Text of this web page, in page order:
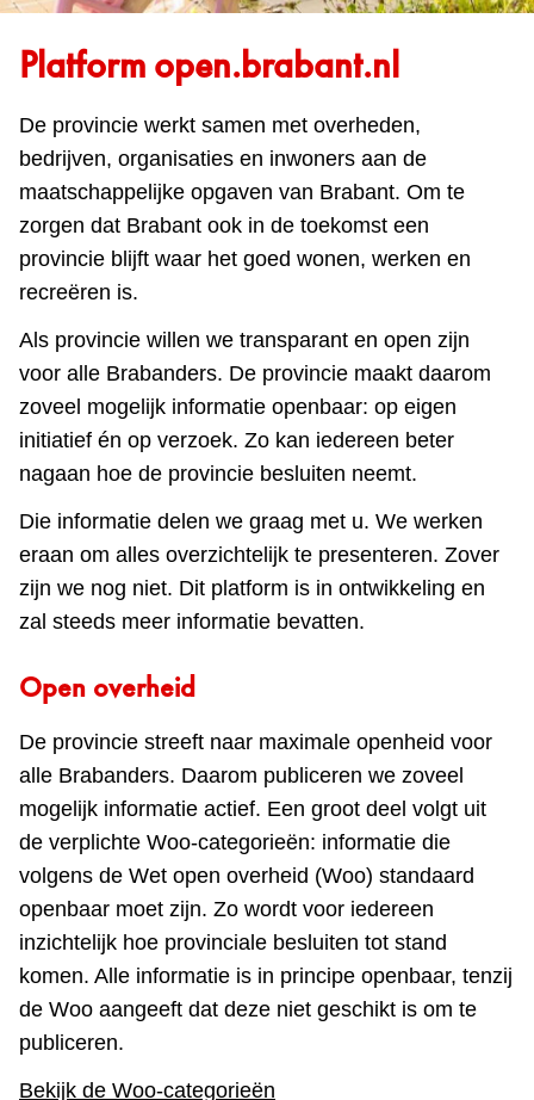
Platform open.brabant.nl
De provincie werkt samen met overheden,
bedrijven, organisaties en inwoners aan de
maatschappelijke opgaven van Brabant. Om te
zorgen dat Brabant ook in de toekomst een
provincie blijft waar het goed wonen, werken en
recreëren is.
Als provincie willen we transparant en open zijn
voor alle Brabanders. De provincie maakt daarom
zoveel mogelijk informatie openbaar: op eigen
initiatief én op verzoek. Zo kan iedereen beter
nagaan hoe de provincie besluiten neemt.
Die informatie delen we graag met u. We werken
eraan om alles overzichtelijk te presenteren. Zover
zijn we nog niet. Dit platform is in ontwikkeling en
zal steeds meer informatie bevatten.
Open overheid
De provincie streeft naar maximale openheid voor
alle Brabanders. Daarom publiceren we zoveel
mogelijk informatie actief. Een groot deel volgt uit
de verplichte Woo‑categorieën: informatie die
volgens de Wet open overheid (Woo) standaard
openbaar moet zijn. Zo wordt voor iedereen
inzichtelijk hoe provinciale besluiten tot stand
komen. Alle informatie is in principe openbaar, tenzij
de Woo aangeeft dat deze niet geschikt is om te
publiceren.
Bekijk de Woo-categorieën